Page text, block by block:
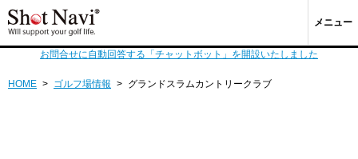
メニュー
お問合せに自動回答する「チャットボット」を開設いたしました
HOME > ゴルフ場情報 > グランドスラムカントリークラブ